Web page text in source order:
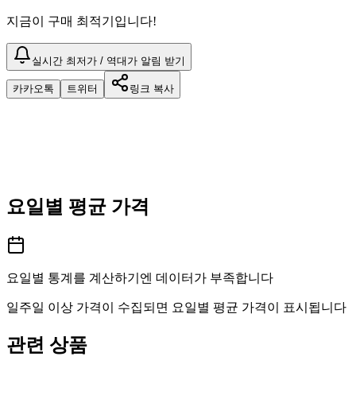
지금이 구매 최적기입니다!
실시간 최저가 / 역대가 알림 받기
카카오톡 트위터 링크 복사
요일별 평균 가격
요일별 통계를 계산하기엔 데이터가 부족합니다
일주일 이상 가격이 수집되면 요일별 평균 가격이 표시됩니다
관련 상품